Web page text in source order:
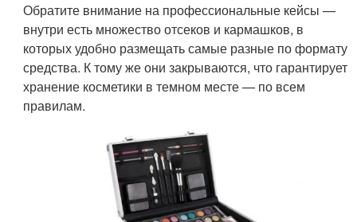
Обратите внимание на профессиональные кейсы —
внутри есть множество отсеков и кармашков, в
которых удобно размещать самые разные по формату
средства. К тому же они закрываются, что гарантирует
хранение косметики в темном месте — по всем
правилам.